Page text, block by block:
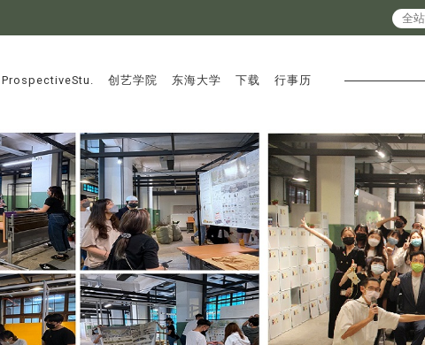
:::
ProspectiveStu. 创艺学院 东海大学 下载 行事历